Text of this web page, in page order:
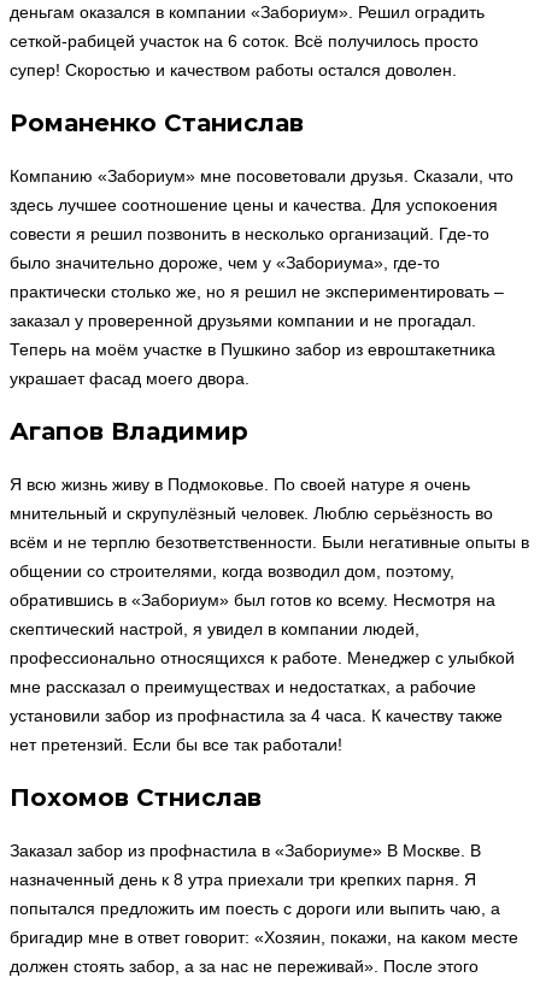
деньгам оказался в компании «Забориум». Решил оградить
сеткой-рабицей участок на 6 соток. Всё получилось просто
супер! Скоростью и качеством работы остался доволен.
Романенко Станислав
Компанию «Забориум» мне посоветовали друзья. Сказали, что
здесь лучшее соотношение цены и качества. Для успокоения
совести я решил позвонить в несколько организаций. Где-то
было значительно дороже, чем у «Забориума», где-то
практически столько же, но я решил не экспериментировать –
заказал у проверенной друзьями компании и не прогадал.
Теперь на моём участке в Пушкино забор из евроштакетника
украшает фасад моего двора.
Агапов Владимир
Я всю жизнь живу в Подмоковье. По своей натуре я очень
мнительный и скрупулёзный человек. Люблю серьёзность во
всём и не терплю безответственности. Были негативные опыты в
общении со строителями, когда возводил дом, поэтому,
обратившись в «Забориум» был готов ко всему. Несмотря на
скептический настрой, я увидел в компании людей,
профессионально относящихся к работе. Менеджер с улыбкой
мне рассказал о преимуществах и недостатках, а рабочие
установили забор из профнастила за 4 часа. К качеству также
нет претензий. Если бы все так работали!
Похомов Стнислав
Заказал забор из профнастила в «Забориуме» В Москве. В
назначенный день к 8 утра приехали три крепких парня. Я
попытался предложить им поесть с дороги или выпить чаю, а
бригадир мне в ответ говорит: «Хозяин, покажи, на каком месте
должен стоять забор, а за нас не переживай». После этого